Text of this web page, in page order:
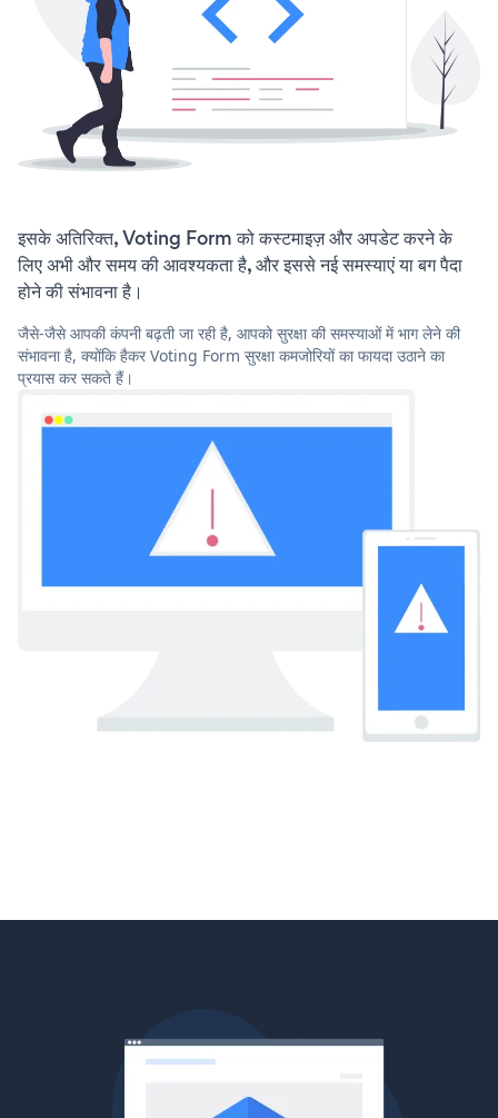
इसके अतिरिक्त, Voting Form को कस्टमाइज़ और अपडेट करने के
लिए अभी और समय की आवश्यकता है, और इससे नई समस्याएं या बग पैदा
होने की संभावना है।
जैसे-जैसे आपकी कंपनी बढ़ती जा रही है, आपको सुरक्षा की समस्याओं में भाग लेने की
संभावना है, क्योंकि हैकर Voting Form सुरक्षा कमजोरियों का फायदा उठाने का
प्रयास कर सकते हैं।